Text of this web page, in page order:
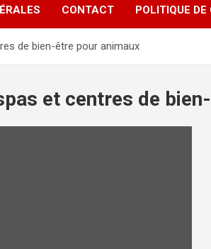
CONTACT POLITIQUE
de bien-être pour animaux
et centres de